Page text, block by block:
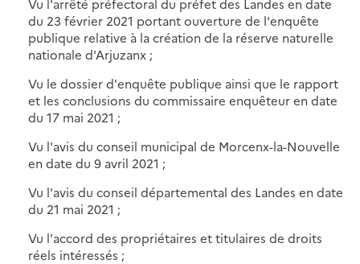
du 23 février 2021 portant ouverture de l'enquête
publique relative à la création de la réserve naturelle
nationale d'Arjuzanx ;
Vu le dossier d'enquête publique ainsi que le rapport
et les conclusions du commissaire enquêteur en date
du 17 mai 2021 ;
Vu l'avis du conseil municipal de Morcenx-la-Nouvelle
en date du 9 avril 2021 ;
Vu l'avis du conseil départemental des Landes en date
du 21 mai 2021 ;
Vu l'accord des propriétaires et titulaires de droits
réels intéressés ;